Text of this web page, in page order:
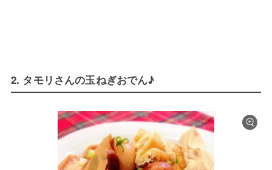
2. タモリさんの玉ねぎおでん♪